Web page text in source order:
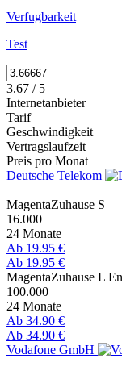
Verfugbarkeit
Test
3.67 / 5
Internetanbieter
Tarif
Geschwindigkeit
Vertragslaufzeit
Preis pro Monat
Deutsche Telekom
MagentaZuhause S
16.000
24 Monate
Ab 19.95 €
Ab 19.95 €
MagentaZuhause L
100.000
24 Monate
Ab 34.90 €
Ab 34.90 €
Vodafone GmbH